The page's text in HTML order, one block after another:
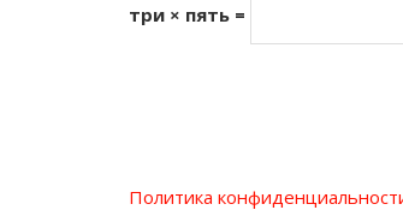
три × пять =
Политика